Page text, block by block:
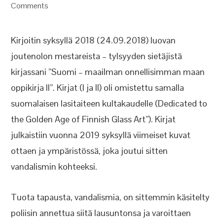
Comments
Kirjoitin syksyllä 2018 (24.09.2018) luovan
joutenolon mestareista – tylsyyden sietäjistä
kirjassani ”Suomi – maailman onnellisimman maan
oppikirja II”. Kirjat (I ja II) oli omistettu samalla
suomalaisen lasitaiteen kultakaudelle (Dedicated to
the Golden Age of Finnish Glass Art”). Kirjat
julkaistiin vuonna 2019 syksyllä viimeiset kuvat
ottaen ja ympäristössä, joka joutui sitten
vandalismin kohteeksi.
Tuota tapausta, vandalismia, on sittemmin käsitelty
poliisin annettua siitä lausuntonsa ja varoittaen